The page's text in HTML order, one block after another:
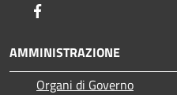
AMMINISTRAZIONE
Organi di Governo